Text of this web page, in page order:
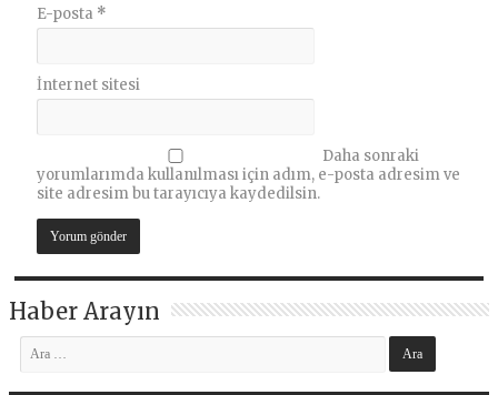
E-posta *
İnternet sitesi
Daha sonraki
yorumlarımda kullanılması için adım, e-posta adresim ve
site adresim bu tarayıcıya kaydedilsin.
Haber Arayın